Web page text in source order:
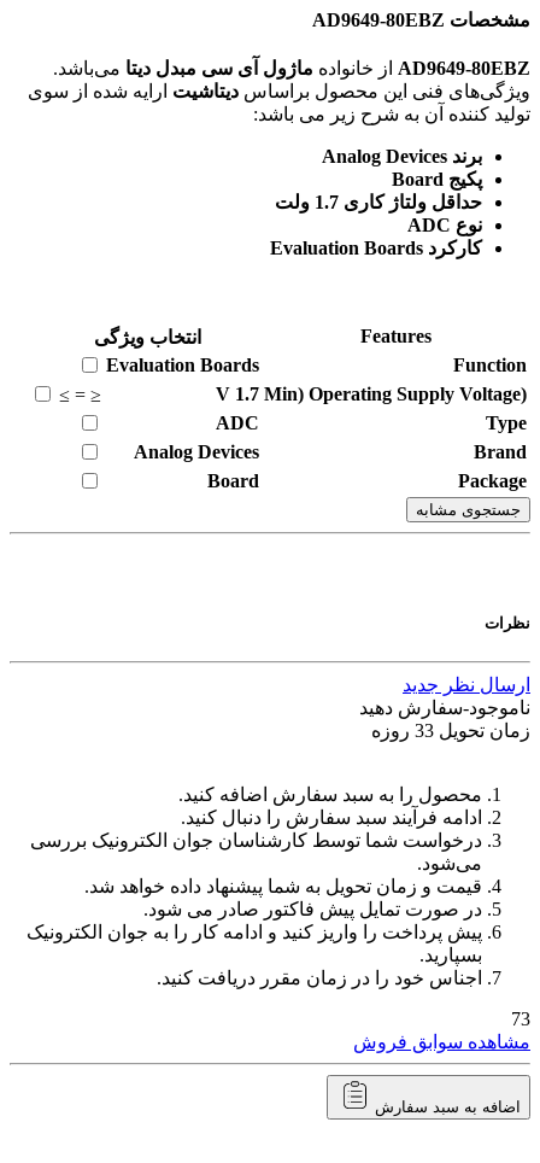
مشخصات AD9649-80EBZ
AD9649-80EBZ از خانواده ماژول آی سی مبدل دیتا می‌باشد.
ویژگی‌های فنی این محصول براساس دیتاشیت ارایه شده از سوی
تولید کننده آن به شرح زیر می باشد:
برند Analog Devices
پکیج Board
حداقل ولتاژ کاری 1.7 ولت
نوع ADC
کارکرد Evaluation Boards
Features
انتخاب ویژگی
Function
Evaluation Boards
(Min) Operating Supply Voltage
1.7
V
≤
=
≥
Type
ADC
Brand
Analog Devices
Package
Board
جستجوی مشابه
نظرات
ارسال نظر جدید
ناموجود-سفارش دهید
زمان تحویل 33 روزه
محصول را به سبد سفارش اضافه کنید.
ادامه فرآیند سبد سفارش را دنبال کنید.
درخواست شما توسط کارشناسان جوان الکترونیک بررسی
می‌شود.
قیمت و زمان تحویل به شما پیشنهاد داده خواهد شد.
در صورت تمایل پیش فاکتور صادر می شود.
پیش پرداخت را واریز کنید و ادامه کار را به جوان الکترونیک
بسپارید.
اجناس خود را در زمان مقرر دریافت کنید.
73
مشاهده سوابق فروش
اضافه به سبد سفارش